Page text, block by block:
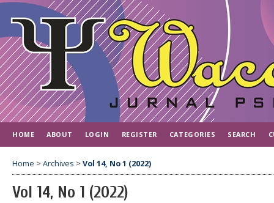
HOME ABOUT LOGIN REGISTER CATEGORIES SEARCH
Home > Archives > Vol 14, No 1 (2022)
Vol 14, No 1 (2022)